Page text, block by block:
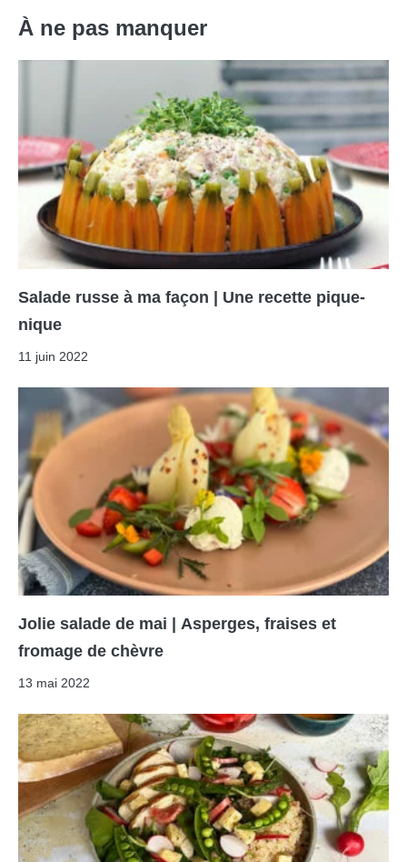
À ne pas manquer
Salade russe à ma façon | Une recette pique-
nique
11 juin 2022
Jolie salade de mai | Asperges, fraises et
fromage de chèvre
13 mai 2022